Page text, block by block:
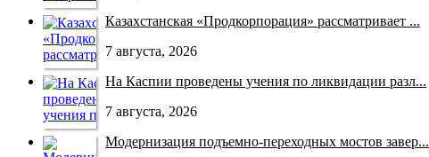
Казахстанская «Продкорпорация» рассматривает ...
7 августа, 2026
На Каспии проведены учения по ликвидации разл...
7 августа, 2026
Модернизация подъемно-переходных мостов завер...